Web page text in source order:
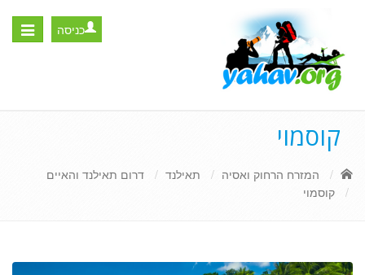
Toggle
כניסה
קוסמוי
המזרח הרחוק ואסיה תאילנד
דרום תאילנד והאיים
קוסמוי